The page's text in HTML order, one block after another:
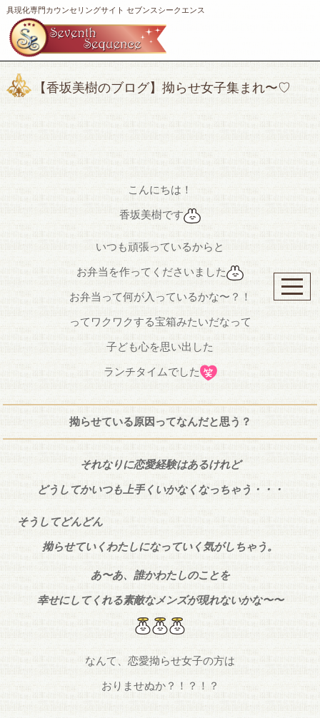
具現化専門カウンセリングサイト セブンスシークエンス
【香坂美樹のブログ】拗らせ女子集まれ〜♡
こんにちは！
香坂美樹です
いつも頑張っているからと
お弁当を作ってくださいました
お弁当って何が入っているかな〜？！
ってワクワクする宝箱みたいだなって
子ども心を思い出した
ランチタイムでした
拗らせている原因ってなんだと思う？
それなりに恋愛経験はあるけれど
どうしてかいつも上手くいかなくなっちゃう・・・
そうしてどんどん
拗らせていくわたしになっていく気がしちゃう。
あ〜あ、誰かわたしのことを
幸せにしてくれる素敵なメンズが現れないかな〜〜
なんて、恋愛拗らせ女子の方は
おりませぬか？！？！？